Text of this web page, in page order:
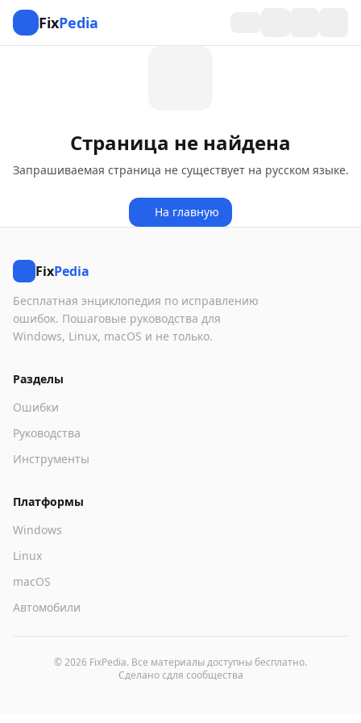
FixPedia
Страница не найдена
Запрашиваемая страница не существует на русском языке.
На главную
FixPedia
Бесплатная энциклопедия по исправлению
ошибок. Пошаговые руководства для
Windows, Linux, macOS и не только.
Разделы
Ошибки
Руководства
Инструменты
Платформы
Windows
Linux
macOS
Автомобили
© 2026 FixPedia. Все материалы доступны бесплатно.
Сделано сдля сообщества